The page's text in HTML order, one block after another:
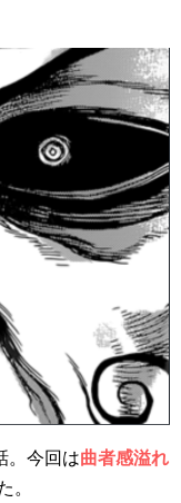
。今回は曲者感溢れ
。